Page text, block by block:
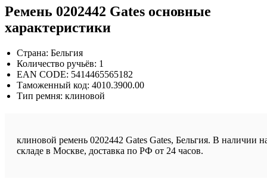
Ремень 0202442 Gates основные
характеристики
Страна: Бельгия
Количество ручьёв: 1
EAN CODE: 5414465565182
Таможенный код: 4010.3900.00
Тип ремня: клиновой
клиновой ремень 0202442 Gates Gates, Бельгия. В наличии
складе в Москве, доставка по РФ от 24 часов.